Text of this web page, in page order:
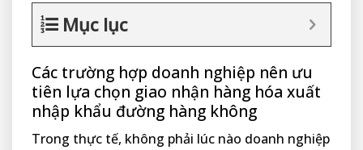
Mục lục
Các trường hợp doanh nghiệp nên ưu
tiên lựa chọn giao nhận hàng hóa xuất
nhập khẩu đường hàng không
Trong thực tế, không phải lúc nào doanh nghiệp